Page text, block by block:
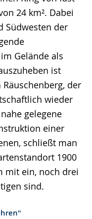
24 km². Dabei
Südwesten der
Gelände als
ist
der
wieder
gelegene
einer
schließt man
1900
mit ein, noch drei
sind.